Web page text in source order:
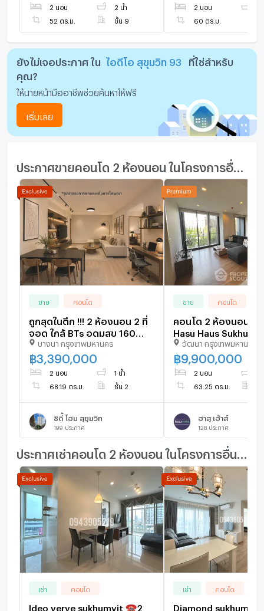
2 นอน 2 น้ำ
52 ตร.ม. ชั้น 9
2 นอน
60 ตร.ม.
ยังไม่เจอประกาศ ใน ไอดีโอ สุขุมวิท 93
ที่ใช่สำหรับ
คุณ?
ให้นายหน้ามืออาชีพช่วยค้นหาให้ฟรี
เริ่มเลย
ขาย คอนโด
ถูกสุดในตึก !!! 2 ห้องนอน 2 ที่
จอด ใกล้ BTs อุดมสุข 160
เมตรบางนา กรุงเทพมหานคร
฿3,390,000
2 นอน 1 น้ำ
68.19 ตร.ม. ชั้น 2
ซิตี้ โฮม สุขุมวิท
199 ประกาศ
ขาย คอนโด
คอนโด 2 ห้องนอน โค
Hasu Haus
ใกล้ BTS อ่อนนุช ชั้น
899071)
วัฒนา กรุงเทพมหานคร
฿9,900,000
2 นอน
63.25 ตร.ม.
ฮาสุ เฮ้าส์
128 ประกาศ
เช่า คอนโด
Ideo verve sukhumvit ☎️2
เช่า คอนโด
Diamond